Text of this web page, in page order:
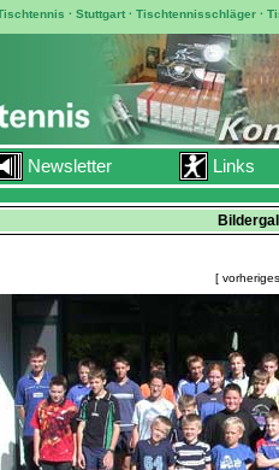
·Stuttgart ·Tischtennisschläger ·
Newsletter Links
[